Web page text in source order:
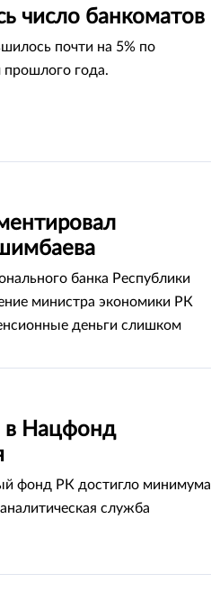
число банкоматов
почти на 5% по
года.
банка Республики
министра экономики РК
деньги слишком
в Нацфонд
фонд РК достигло минимума
служба